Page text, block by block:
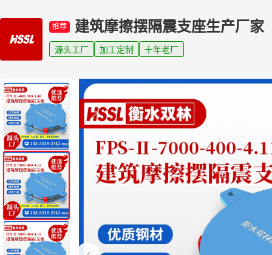
推荐 建筑摩擦摆隔震支座生产厂家
源头工厂 加工定制 十年老厂